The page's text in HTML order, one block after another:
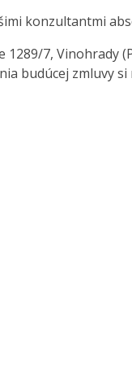
konzultantmi
1289/7, Vinohrady
budúcej zmluvy